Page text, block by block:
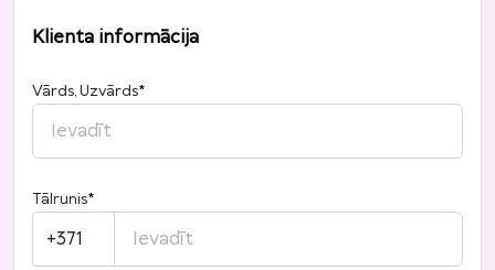
Klienta informācija
Vārds, Uzvārds*
Tālrunis*
+371